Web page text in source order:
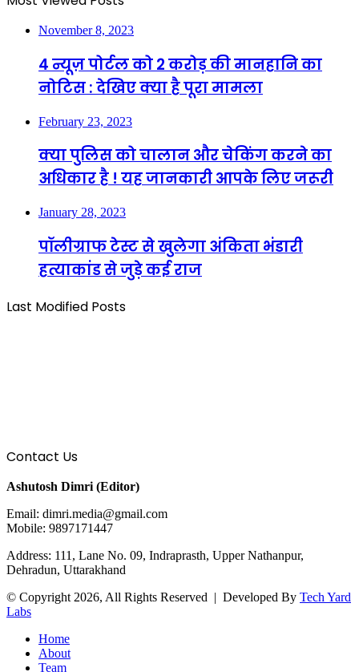
November 8, 2023
4 न्यूज़ पोर्टल को 2 करोड़ की मानहानि का
नोटिस : देखिए क्या है पूरा मामला
February 23, 2023
क्या पुलिस को चालान और चेकिंग करने का
अधिकार है ! यह जानकारी आपके लिए जरूरी
January 28, 2023
पॉलीग्राफ टेस्ट से खुलेगा अंकिता भंडारी
हत्याकांड से जुड़े कई राज
Last Modified Posts
Contact Us
Ashutosh Dimri (Editor)
Email: dimri.media@gmail.com
Mobile: 9897171447
Address: 111, Lane No. 09, Indraprasth, Upper Nathanpur,
Dehradun, Uttarakhand
© Copyright 2026, All Rights Reserved | Developed By Tech Yard
Labs
Home
About
Team